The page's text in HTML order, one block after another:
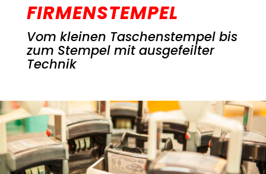
FIRMENSTEMPEL
Vom kleinen Taschenstempel bis
zum Stempel mit ausgefeilter
Technik